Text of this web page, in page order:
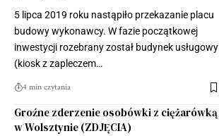
5 lipca 2019 roku nastąpiło przekazanie placu
budowy wykonawcy. W fazie początkowej
inwestycji rozebrany został budynek usługowy
(kiosk z zapleczem…
4 min czytania
Groźne zderzenie osobówki z ciężarówką
w Wolsztynie (ZDJĘCIA)